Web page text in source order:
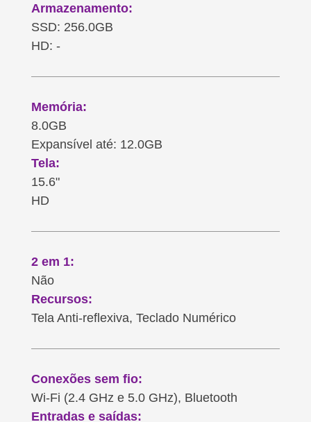
Armazenamento:
SSD: 256.0GB
HD: -
Memória:
8.0GB
Expansível até: 12.0GB
Tela:
15.6"
HD
2 em 1:
Não
Recursos:
Tela Anti-reflexiva, Teclado Numérico
Conexões sem fio:
Wi-Fi (2.4 GHz e 5.0 GHz), Bluetooth
Entradas e saídas: